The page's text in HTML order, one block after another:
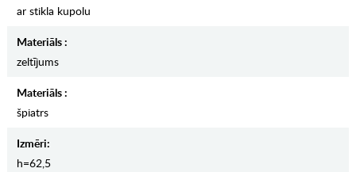
ar stikla kupolu
Materiāls :
zeltījums
Materiāls :
špiatrs
Izmēri:
h=62,5